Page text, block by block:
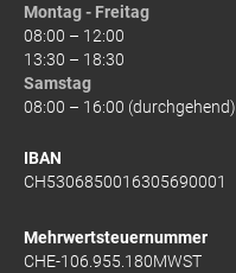
Montag - Freitag
08:00 – 12:00
13:30 – 18:30
Samstag
08:00 – 16:00 (durchgehend)
IBAN
CH5306850016305690001
Mehrwertsteuernummer
CHE-106.955.180MWST